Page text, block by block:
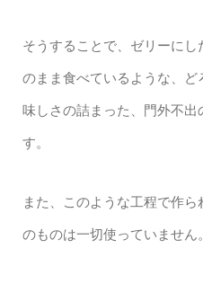
そうすることで、ゼリーに
のまま食べているような、
味しさの詰まった、門外不
す。
また、このような工程で作ら
のものは一切使っていません。